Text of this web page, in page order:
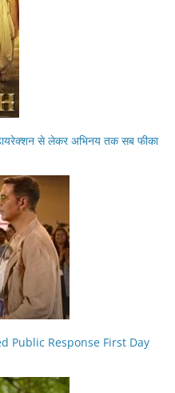
से लेकर अभिनय तक सब फीका
Public Response First Day